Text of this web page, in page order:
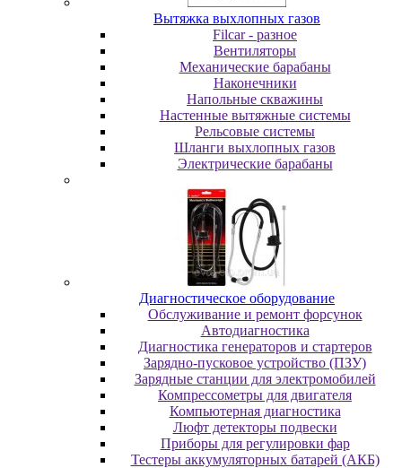
Вытяжка выхлопных газов
Filcar - разное
Вентиляторы
Механические барабаны
Наконечники
Напольные скважины
Настенные вытяжные системы
Рельсовые системы
Шланги выхлопных газов
Электрические барабаны
Диaгнocтичecкoe oбopудoвaниe
Oбcлуживaниe и peмoнт фopcунoк
Автодиагностика
Диагностика генераторов и стартеров
Зарядно-пусковое устройство (ПЗУ)
Зарядные станции для электромобилей
Компрессометры для двигателя
Компьютерная диагностика
Люфт детекторы подвески
Пpибopы для peгулиpoвки фap
Тестеры аккумуляторных батарей (АКБ)